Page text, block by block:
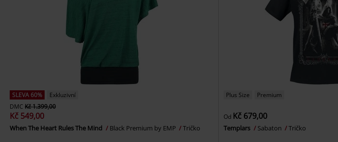
SLEVA 60%
Exkluzivní
DMC Kč 1.399,00
Kč 549,00
When The Heart Rules The Mind Black Premium by EMP Tričko
Plus Size Premium
Od Kč 679,00
Templars Sabaton Tričko